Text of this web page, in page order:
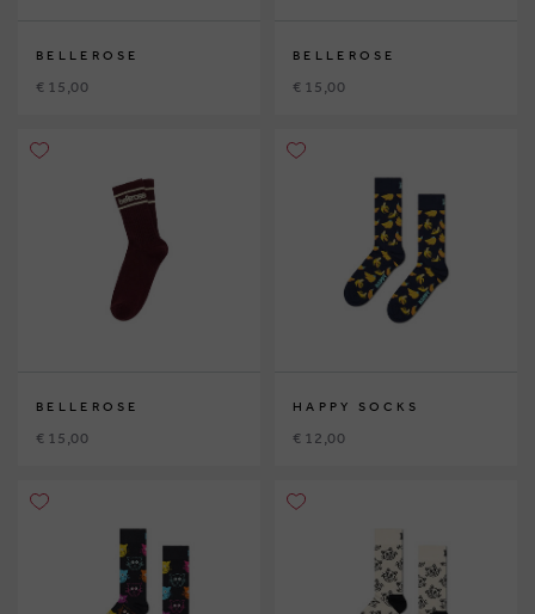
BELLEROSE
€ 15,00
BELLEROSE
€ 15,00
BELLEROSE
€ 15,00
HAPPY SOCKS
€ 12,00